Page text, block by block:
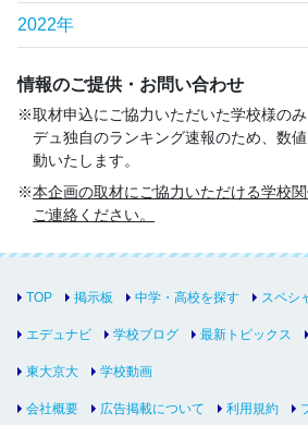
2022年
情報のご提供・お問い合わせ
取材申込にご協力いただいた学校様の
デュ独自のランキング速報のため、数
動いたします。
本企画の取材にご協力いただける学校
ご連絡ください。
TOP 掲示板 中学・高校を探す スペシ
エデュナビ 学校ブログ 最新トピックス
東大京大 学校動画
会社概要 広告掲載について 利用規約